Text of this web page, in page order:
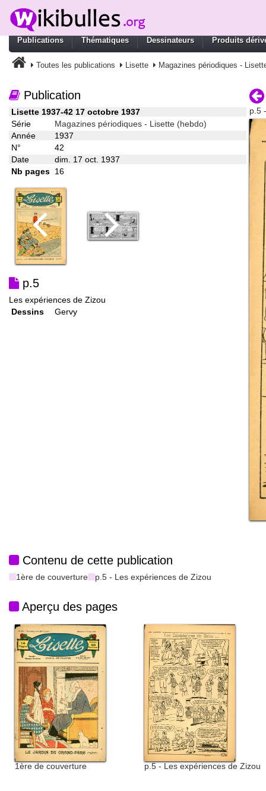
Publications Thématiques Dessinateurs Produits
Toutes les publications Lisette Magazines périodiques -
Publication
Lisette 1937-42 17 octobre 1937
Série
Magazines périodiques - Lisette (hebdo)
Année
1937
N°
42
Date
dim. 17 oct. 1937
Nb pages 16
p.5
Les expériences de Zizou
Dessins
Gervy
p.5
Contenu de cette publication
1ère de couverture p.5 - Les expériences de Zizou
Aperçu des pages
1ère de couverture p.5 - Les expériences de Zizou